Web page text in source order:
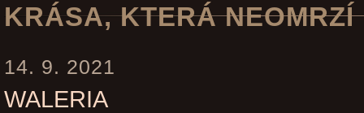
KRÁSA, KTERÁ NEOMRZÍ
14. 9. 2021
WALERIA